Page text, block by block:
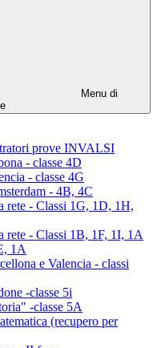
Menu di
prove INVALSI
- classe 4D
- classe 4G
- 4B, 4C
rete - Classi 1G, 1D, 1H,
rete - Classi 1B, 1F, 1I, 1A
1A
e Valencia - classi
-classe 5i
-classe 5A
(recupero per